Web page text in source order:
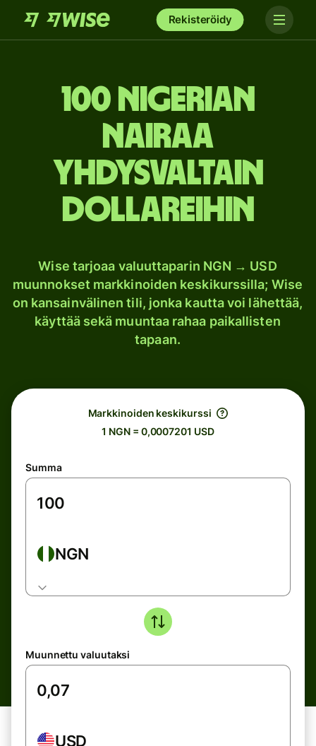
Rekisteröidy
100 Nigerian
nairaa
Yhdysvaltain
dollareihin
Wise tarjoaa valuuttaparin NGN → USD
muunnokset markkinoiden keskikurssilla; Wise
on kansainvälinen tili, jonka kautta voi lähettää,
käyttää sekä muuntaa rahaa paikallisten
tapaan.
Markkinoiden keskikurssi
1 NGN = 0,0007201 USD
Summa
NGN
Muunnettu valuutaksi
USD